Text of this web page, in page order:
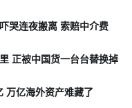
哭连夜搬离 索赔中介费
正被中国货一台台替换掉
万亿海外资产难藏了